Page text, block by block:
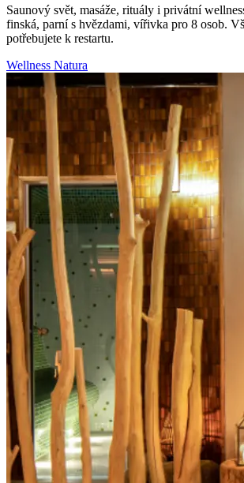
Saunový svět, masáže, rituály i privátní
finská, parní s hvězdami, vířivka pro 8 osob.
potřebujete k restartu.
Wellness Natura